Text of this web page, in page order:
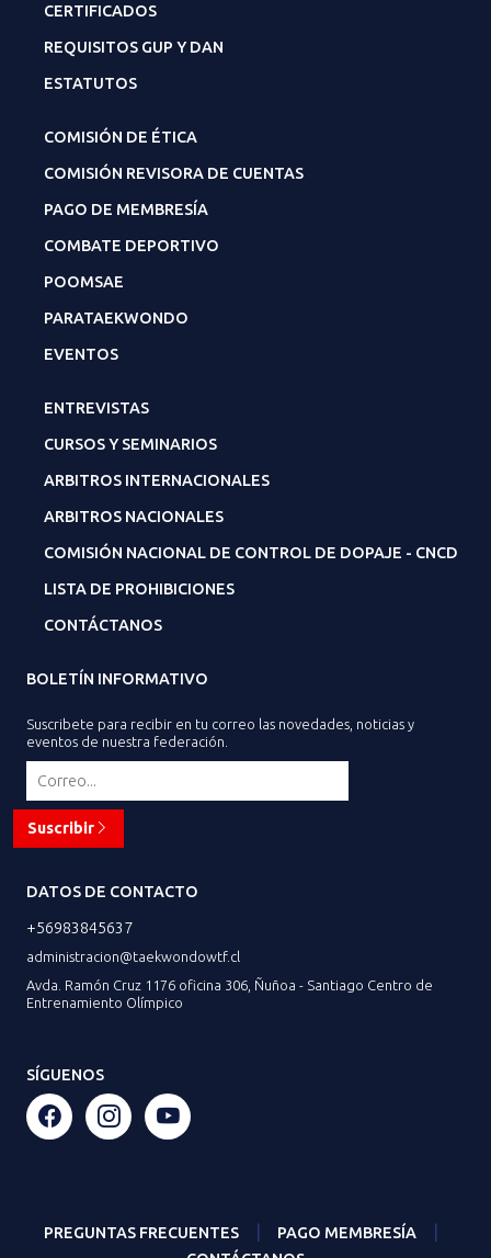
CERTIFICADOS
REQUISITOS GUP Y DAN
ESTATUTOS
COMISIÓN DE ÉTICA
COMISIÓN REVISORA DE CUENTAS
PAGO DE MEMBRESÍA
COMBATE DEPORTIVO
POOMSAE
PARATAEKWONDO
EVENTOS
ENTREVISTAS
CURSOS Y SEMINARIOS
ARBITROS INTERNACIONALES
ARBITROS NACIONALES
COMISIÓN NACIONAL DE CONTROL DE DOPAJE - CNCD
LISTA DE PROHIBICIONES
CONTÁCTANOS
BOLETÍN INFORMATIVO
Suscribete para recibir en tu correo las novedades, noticias y
eventos de nuestra federación.
Suscribir
DATOS DE CONTACTO
+56983845637
administracion@taekwondowtf.cl
Avda. Ramón Cruz 1176 oficina 306, Ñuñoa - Santiago Centro de
Entrenamiento Olímpico
SÍGUENOS
PREGUNTAS FRECUENTES PAGO MEMBRESÍA